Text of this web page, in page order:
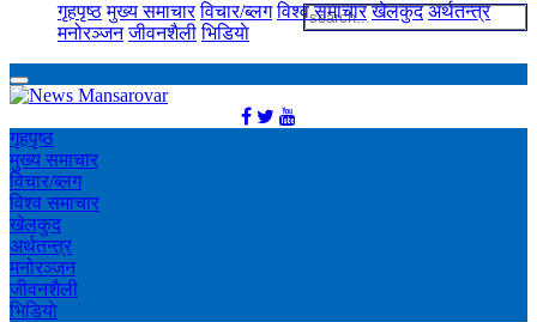
गृहपृष्ठ मुख्य समाचार विचार/ब्लग विश्व समाचार खेलकुद अर्थतन्त्र
मनोरञ्‍जन जीवनशैली भिडियाे
गृहपृष्ठ
मुख्य समाचार
विचार/ब्लग
विश्व समाचार
खेलकुद
अर्थतन्त्र
मनोरञ्‍जन
जीवनशैली
भिडियाे